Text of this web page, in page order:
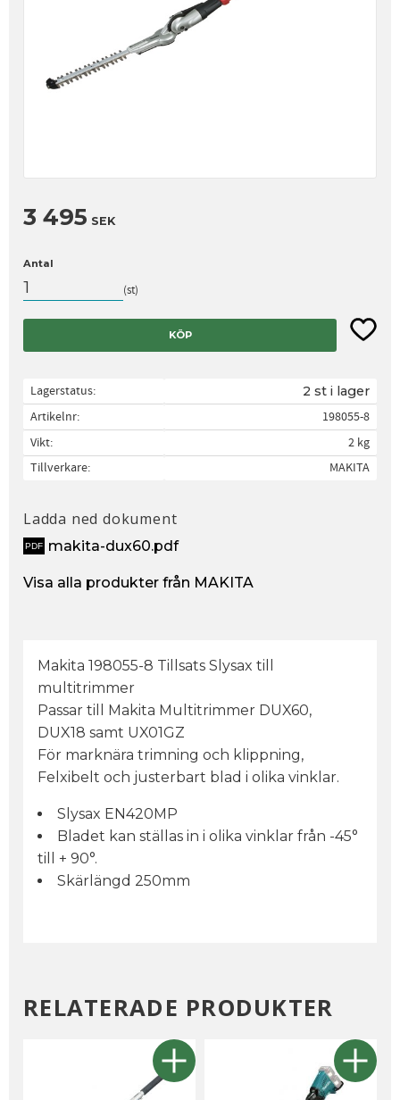
3 495 SEK
Antal
st
KÖP Lägg
Lagerstatus 2 st i lager
Artikelnr
198055-8
Vikt
2 kg
Tillverkare
MAKITA
Ladda ned dokument
makita-dux60.pdf
Visa alla produkter från MAKITA
Makita 198055-8 Tillsats Slysax till
multitrimmer
Passar till Makita Multitrimmer DUX60,
DUX18 samt UX01GZ
För marknära trimning och klippning,
Felxibelt och justerbart blad i olika vinklar.
Slysax EN420MP
Bladet kan ställas in i olika vinklar från -45°
till + 90°.
Skärlängd 250mm
RELATERADE PRODUKTER